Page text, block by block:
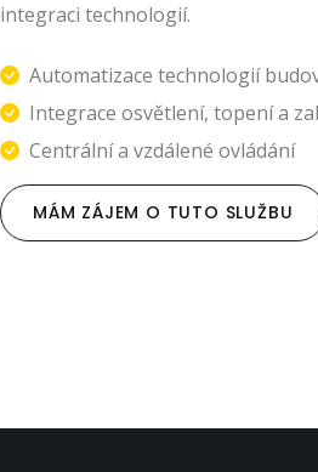
integraci technologií.
Automatizace technologií
Integrace osvětlení, topení a
Centrální a vzdálené ovládání
MÁM ZÁJEM O TUTO SLUŽBU